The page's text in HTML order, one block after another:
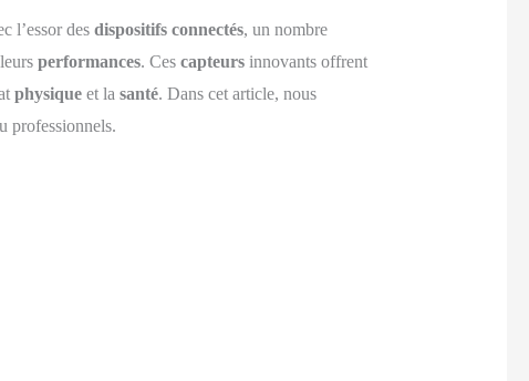
l’essor des dispositifs connectés, un nombre
performances. Ces capteursinnovants offrent
physiqueet la santé. Dans cet article, nous
professionnels.